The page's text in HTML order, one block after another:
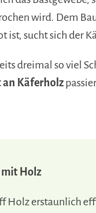
wird. Dem
ist, sucht sich der
dreimal so viel
an Käferholz
Holz
Holz erstaunlich